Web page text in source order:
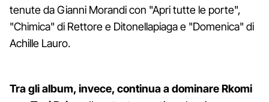
tenute da Gianni Morandi con "Apri tutte le porte",
"Chimica" di Rettore e Ditonellapiaga e "Domenica" di
Achille Lauro.
Tra gli album, invece, continua a dominare Rkomi